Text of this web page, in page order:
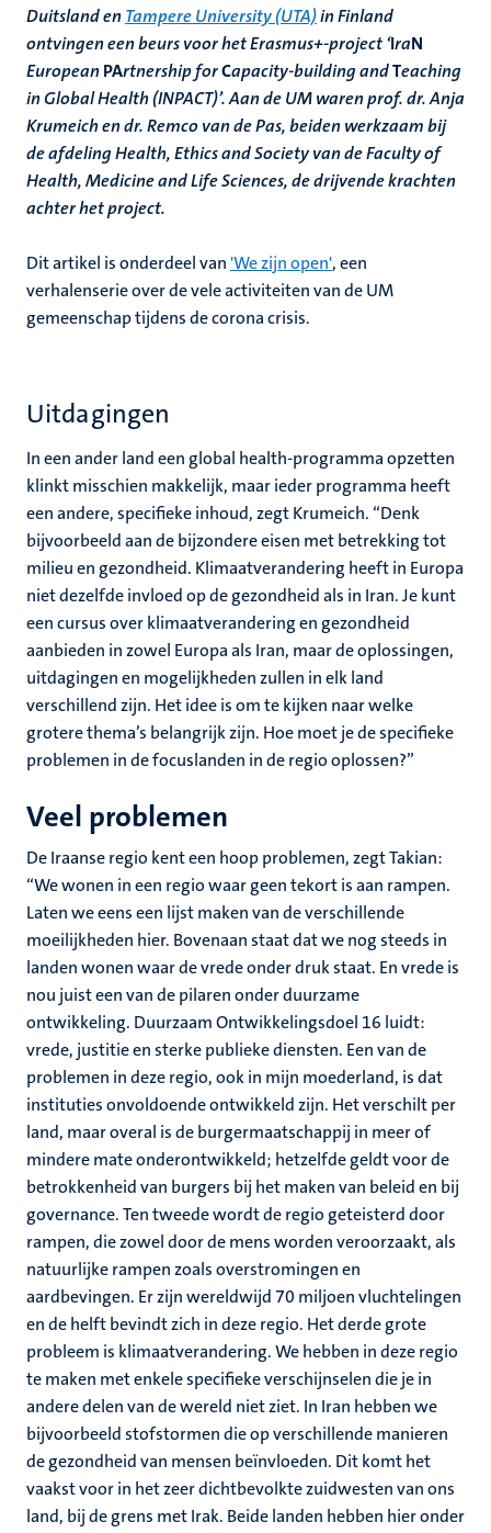
Duitsland enTampere University (UTA)in Finland
ontvingen een beurs voor het Erasmus+-project ‘IraN
EuropeanPArtnership forCapacity-building andTeaching
in Global Health (INPACT)’. Aan de UM waren prof. dr. Anja
Krumeich en dr. Remco van de Pas, beiden werkzaam bij
de afdeling Health, Ethics and Society van de Faculty of
Health, Medicine and Life Sciences, de drijvende krachten
achter het project.
Dit artikel is onderdeel van'We zijn open', een
verhalenserie over de vele activiteiten van de UM
gemeenschap tijdens de corona crisis.
Uitdagingen
In een ander land een global health-programma opzetten
klinkt misschien makkelijk, maar ieder programma heeft
een andere, specifieke inhoud, zegt Krumeich. “Denk
bijvoorbeeld aan de bijzondere eisen met betrekking tot
milieu en gezondheid. Klimaatverandering heeft in Europa
niet dezelfde invloed op de gezondheid als in Iran. Je kunt
een cursus over klimaatverandering en gezondheid
aanbieden in zowel Europa als Iran, maar de oplossingen,
uitdagingen en mogelijkheden zullen in elk land
verschillend zijn. Het idee is om te kijken naar welke
grotere thema’s belangrijk zijn. Hoe moet je de specifieke
problemen in de focuslanden in de regio oplossen?”
Veel problemen
De Iraanse regio kent een hoop problemen, zegt Takian:
“We wonen in een regio waar geen tekort is aan rampen.
Laten we eens een lijst maken van de verschillende
moeilijkheden hier. Bovenaan staat dat we nog steeds in
landen wonen waar de vrede onder druk staat. En vrede is
nou juist een van de pilaren onder duurzame
ontwikkeling. Duurzaam Ontwikkelingsdoel 16 luidt:
vrede, justitie en sterke publieke diensten. Een van de
problemen in deze regio, ook in mijn moederland, is dat
instituties onvoldoende ontwikkeld zijn. Het verschilt per
land, maar overal is de burgermaatschappij in meer of
mindere mate onderontwikkeld; hetzelfde geldt voor de
betrokkenheid van burgers bij het maken van beleid en bij
governance. Ten tweede wordt de regio geteisterd door
rampen, die zowel door de mens worden veroorzaakt, als
natuurlijke rampen zoals overstromingen en
aardbevingen. Er zijn wereldwijd 70 miljoen vluchtelingen
en de helft bevindt zich in deze regio. Het derde grote
probleem is klimaatverandering. We hebben in deze regio
te maken met enkele specifieke verschijnselen die je in
andere delen van de wereld niet ziet. In Iran hebben we
bijvoorbeeld stofstormen die op verschillende manieren
de gezondheid van mensen beïnvloeden. Dit komt het
vaakst voor in het zeer dichtbevolkte zuidwesten van ons
land, bij de grens met Irak. Beide landen hebben hier onder